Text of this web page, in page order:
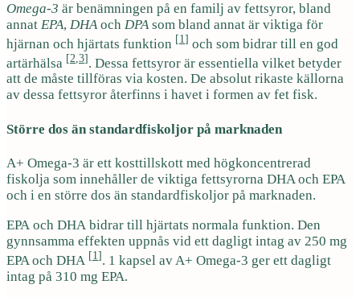
Omega-3 är benämningen på en familj av fettsyror, bland
annat EPA, DHAoch DPAsom bland annat är viktiga för
hjärnan och hjärtats funktion [1] och som bidrar till en god
artärhälsa [2 3] . Dessa fettsyror är essentiella vilket betyder
att de måste tillföras via kosten. De absolut rikaste källorna
av dessa fettsyror återfinns i havet i formen av fet fisk.
Större dos än standardfiskoljor på marknaden
A+ Omega-3 är ett kosttillskott med högkoncentrerad
fiskolja som innehåller de viktiga fettsyrorna DHA och EPA
och i en större dos än standardfiskoljor på marknaden.
EPA och DHA bidrar till hjärtats normala funktion. Den
gynnsamma effekten uppnås vid ett dagligt intag av 250 mg
EPA och DHA [1 ] . 1 kapsel av A+ Omega-3 ger ett dagligt
intag på 310 mg EPA.